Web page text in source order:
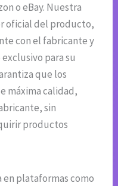
o eBay. Nuestra
oficial del producto,
con el fabricante y
para su
que los
máxima calidad,
sin
productos
en plataformas como